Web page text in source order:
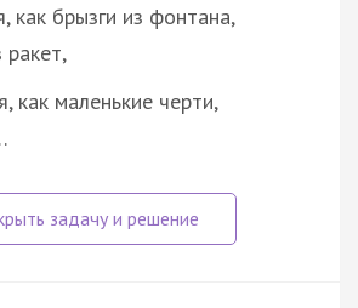
как брызги из фонтана,
ракет,
как маленькие черти,